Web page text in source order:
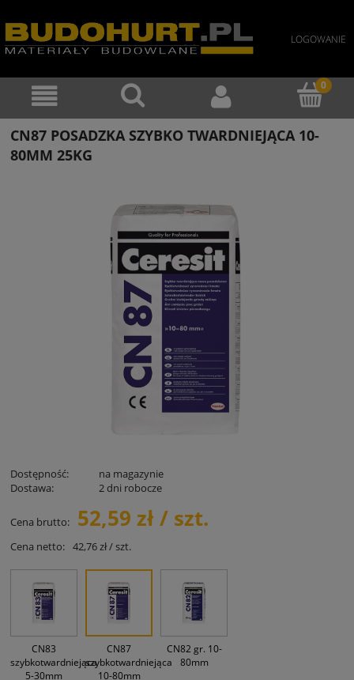
LOGOWANIE
CN87 POSADZKA SZYBKO TWARDNIEJĄCA 10-
80MM 25KG
Dostępność:
na magazynie
Dostawa:
2 dni robocze
Cena brutto: 52,59 zł / szt.
Cena netto: 42,76 zł / szt.
CN83
szybkotwardniejąca
5-30mm
CN87
szybkotwardniejąca
10-80mm
CN82 gr. 10-
80mm